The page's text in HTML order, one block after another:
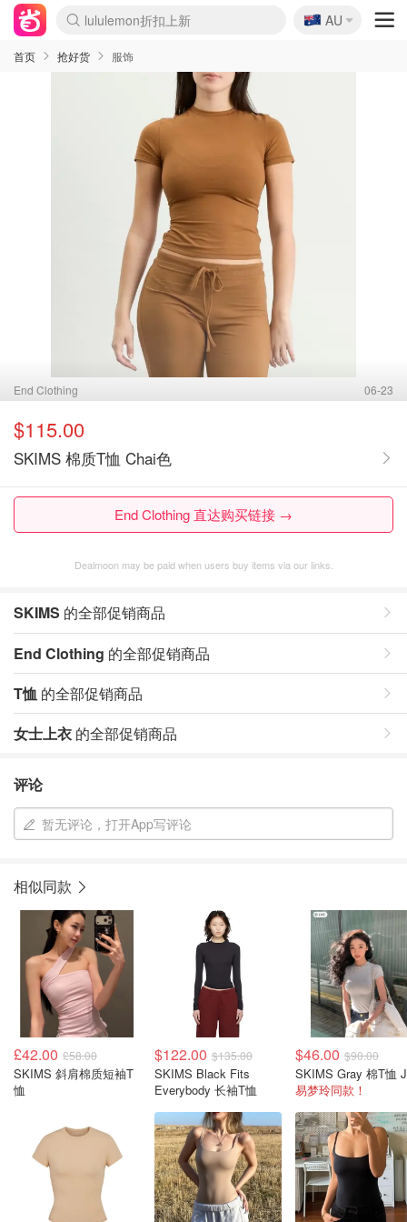
lululemon折扣上新
Sasa美妆护肤3.5折
SSENSE年中2.5折
FreshBeauty好价汇总
Cettire降价+叠9折
WWS Coles超市实拍
viagogo二手票捡漏
Myer超级周末
The Outnet奢牌1折起
David Jones 3折起
Flannels大牌1折
Perfumes Club护肤1折
AMIRO面罩$251
Amazon折扣汇总
eToro入金$200送$50
Amazon数码好物
ICONIC本周7.5折
ThedoubleF高奢地板价
Moose Knuckles 6折
丝芙兰5折起
EUFY摄像头$98
Selenichast首饰2折
Trip机票酒店促销
YSL送5件彩妆礼
Amazon家居好物
Amazon美妆护肤
雅漾大喷$8
过敏原检测盒$33
伊索独家赠50ml沐浴露
科颜氏高保湿面霜$29
SEALIFE海洋馆门票6折
丝塔芙大白罐$16
订阅Newsletter送香薰
Cult Beauty 6.8折
Harrods圣诞日历$525
LN-CC奢牌私促3折
d'Alba空姐喷雾$16
EVE LOM套装£56
Bernardelli独家4折
Adore Beauty 6折起
CT圣诞日历
Mytheresa奢品2.7折
Luxury Escapes 9折
Currentbody美容仪$881
MOON Garden Live
Roborock扫地机$649
Tingo Life水杯$24
Valentino官网5折
CR洗护套装$23
修丽可4件套$159
Myer彩妆2件7折
GANNI官网4.5折
Stylevana韩妆4折
Tessabit高奢8.5折
OGX洗发水$11
Amazon阿德莱德次日达
卡诗8.5折+赠礼
Philips Hue灯具8折
🇦🇺
AU
首页 抢好货 服饰
End Clothing 06-23
$115.00
SKIMS 棉质T恤 Chai色
End Clothing 直达购买链接 →
Dealmoon may be paid when users buy items via our links.
SKIMS 的全部促销商品
End Clothing 的全部促销商品
T恤 的全部促销商品
女士上衣 的全部促销商品
评论
暂无评论，打开App写评论
相似同款
£42.00 £58.00
SKIMS 斜肩棉质短袖T
恤
$122.00 $135.00
SKIMS Black Fits
Everybody 长袖T恤
$46.00 $90.00
易梦玲同款！